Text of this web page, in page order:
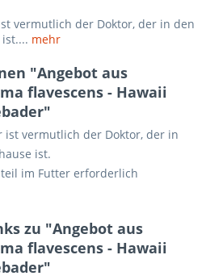
vermutlich der Doktor, der in den
mehr
"Angebot aus
flavescens - Hawaii
ist vermutlich der Doktor, der in
ist.
im Futter erforderlich
zu "Angebot aus
flavescens - Hawaii